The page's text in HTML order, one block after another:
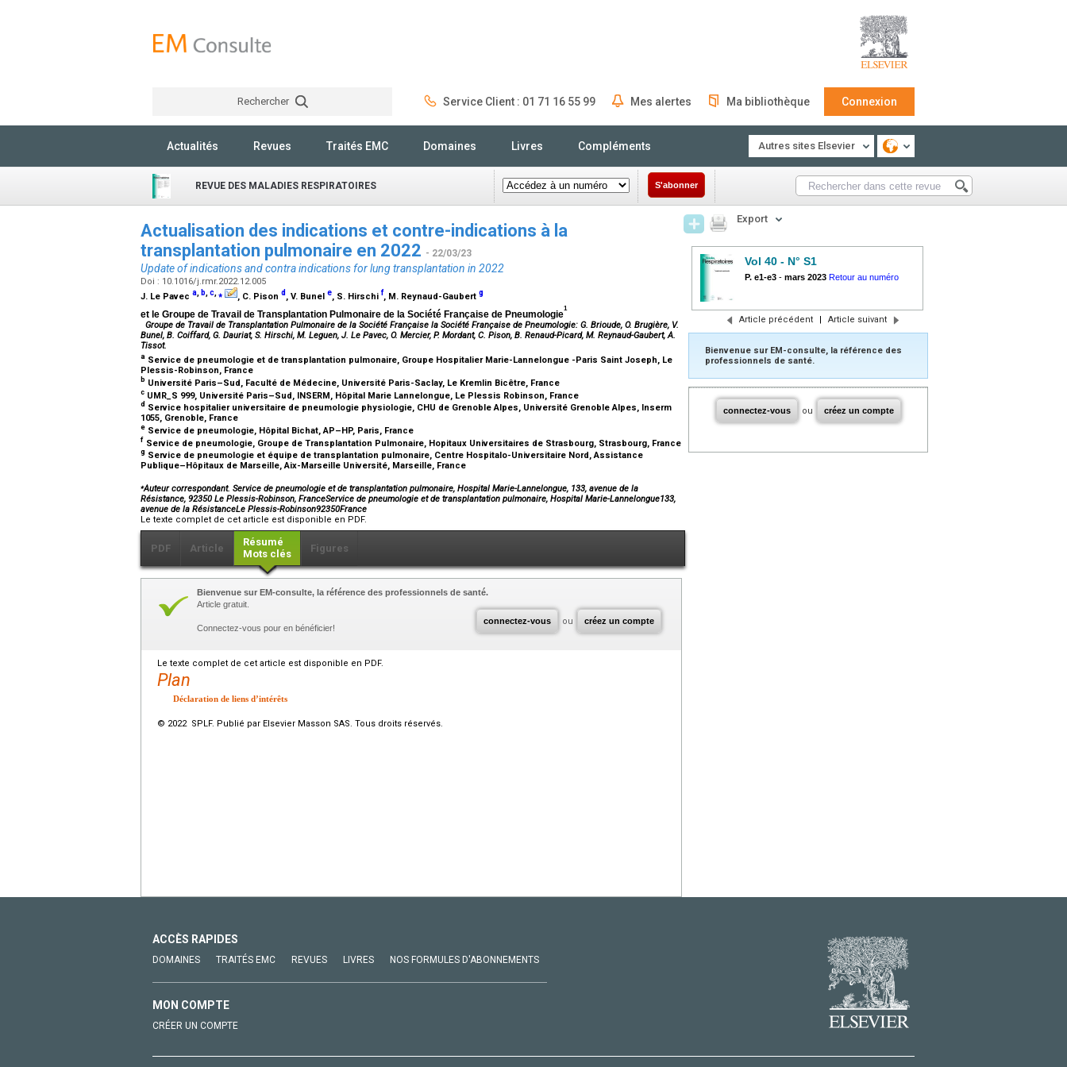
Rechercher Service Client : 01 71 16 55 99 Mes alertes Ma bibliothèque Connexion
Actualités Revues Traités EMC Domaines Livres Compléments Autres sites Elsevier
REVUE DES MALADIES RESPIRATOIRES S'abonner
Actualisation des indications et contre-indications à la
transplantation pulmonaire en 2022 - 22/03/23
Update of indications and contra indications for lung transplantation in 2022
Doi : 10.1016/j.rmr.2022.12.005
J. Le Pavec a, b,c,⁎ , C. Pison d , V. Bunel e, S. Hirschi f, M. Reynaud-Gaubert g
et le Groupe de Travail de Transplantation Pulmonaire de la Société Française de Pneumologie
1
Groupe de Travail de Transplantation Pulmonaire de la Société Française la Société Française de Pneumologie: G. Brioude, O. Brugière, V.
Bunel, B. Coiffard, G. Dauriat, S. Hirschi, M. Leguen, J. Le Pavec, O. Mercier, P. Mordant, C. Pison, B. Renaud-Picard, M. Reynaud-Gaubert, A.
Tissot.
a Service de pneumologie et de transplantation pulmonaire, Groupe Hospitalier Marie-Lannelongue -Paris Saint Joseph, Le
Plessis-Robinson, France
b Université Paris–Sud, Faculté de Médecine, Université Paris-Saclay, Le Kremlin Bicêtre, France
c UMR_S 999, Université Paris–Sud, INSERM, Hôpital Marie Lannelongue, Le Plessis Robinson, France
d Service hospitalier universitaire de pneumologie physiologie, CHU de Grenoble Alpes, Université Grenoble Alpes, Inserm
1055, Grenoble, France
e Service de pneumologie, Hôpital Bichat, AP–HP, Paris, France
f Service de pneumologie, Groupe de Transplantation Pulmonaire, Hopitaux Universitaires de Strasbourg, Strasbourg, France
g Service de pneumologie et équipe de transplantation pulmonaire, Centre Hospitalo-Universitaire Nord, Assistance
Publique–Hôpitaux de Marseille, Aix-Marseille Université, Marseille, France
⁎Auteur correspondant. Service de pneumologie et de transplantation pulmonaire, Hospital Marie-Lannelongue, 133, avenue de la
Résistance, 92350 Le Plessis-Robinson, FranceService de pneumologie et de transplantation pulmonaire, Hospital Marie-Lannelongue133,
avenue de la RésistanceLe Plessis-Robinson92350France
Le texte complet de cet article est disponible en PDF.
PDF Article
Résumé
Mots clés
Figures
connectez-vous ou créez un compte
Bienvenue sur EM-consulte, la référence des professionnels de santé.
Article gratuit.
Connectez-vous pour en bénéficier!
Le texte complet de cet article est disponible en PDF.
Plan
Déclaration de liens d’intérêts
© 2022 SPLF. Publié par Elsevier Masson SAS. Tous droits réservés.
Export
Vol 40 - N° S1
P. e1-e3 - mars 2023 Retour au numéro
Article précédent | Article suivant
Bienvenue sur EM-consulte, la référence des
professionnels de santé.
connectez-vous ou créez un compte
ACCÈS RAPIDES
DOMAINES TRAITÉS EMC REVUES LIVRES NOS FORMULES D'ABONNEMENTS
MON COMPTE
CRÉER UN COMPTE